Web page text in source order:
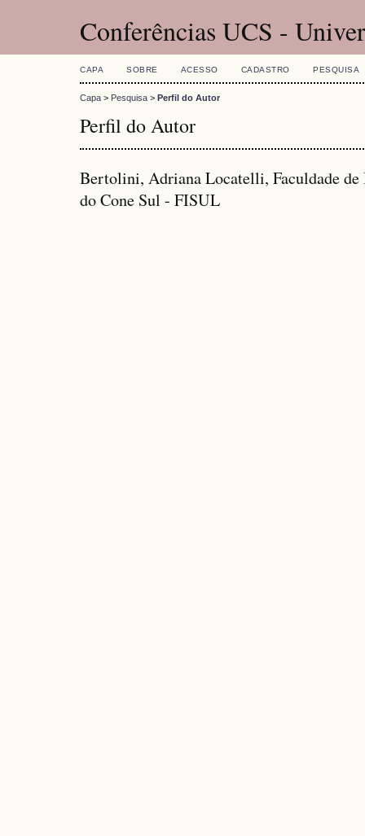
Conferências UCS -
CAPA SOBRE ACESSO CADASTRO PESQUISA
Capa > Pesquisa > Perfil do Autor
Perfil do Autor
Bertolini, Adriana Locatelli, Faculdade de
do Cone Sul - FISUL